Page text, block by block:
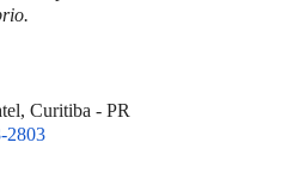
Curitiba - PR
2803